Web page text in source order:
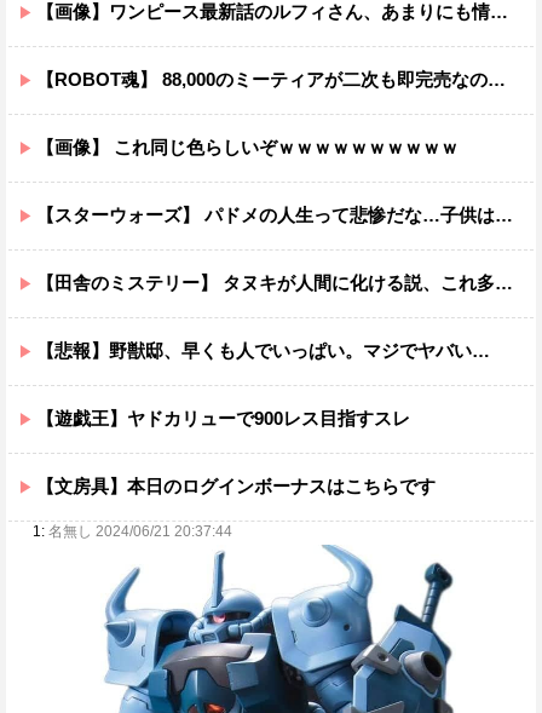
【画像】ワンピース最新話のルフィさん、あまりにも情けなさ過ぎて炎上ｗｗｗｗ
【ROBOT魂】 88,000のミーティアが二次も即完売なの大人気すぎる…
【画像】 これ同じ色らしいぞｗｗｗｗｗｗｗｗｗｗ
【スターウォーズ】 パドメの人生って悲惨だな…子供は遺せたけど
【田舎のミステリー】 タヌキが人間に化ける説、これ多分マジ
【悲報】野獣邸、早くも人でいっぱい。マジでヤバい…
【遊戯王】ヤドカリューで900レス目指すスレ
【文房具】本日のログインボーナスはこちらです
1: 名無し 2024/06/21 20:37:44